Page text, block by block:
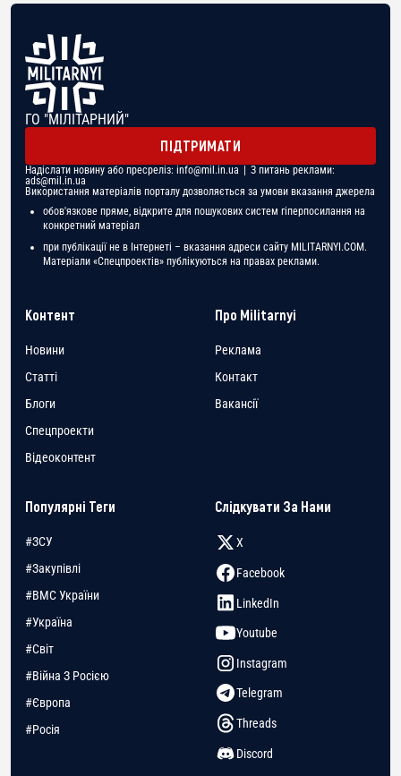
ГО "МІЛІТАРНИЙ"
ПІДТРИМАТИ
Надіслати новину або пресреліз: info@mil.in.ua | З питань реклами:
ads@mil.in.ua
Використання матеріалів порталу дозволяється за умови вказання джерела
обов'язкове пряме, відкрите для пошукових систем гіперпосилання на
конкретний матеріал
при публікації не в Інтернеті – вказання адреси сайту MILITARNYI.COM.
Матеріали «Спецпроектів» публікуються на правах реклами.
Контент
Новини
Статті
Блоги
Спецпроекти
Відеоконтент
Про Militarnyi
Реклама
Контакт
Вакансії
Популярні Теги
#ЗСУ
#Закупівлі
#ВМС України
#Україна
#Світ
#Війна З Росією
#Європа
#Росія
Слідкувати За Нами
X
Facebook
LinkedIn
Youtube
Instagram
Telegram
Threads
Discord